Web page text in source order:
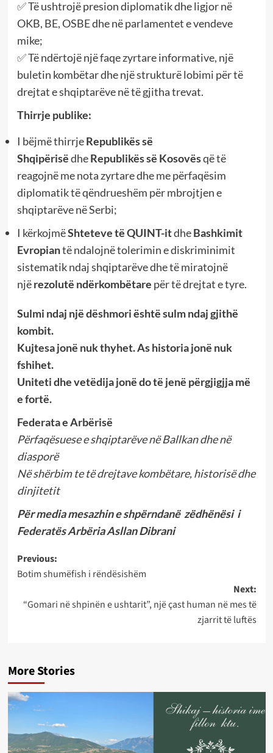
✅ Të ushtrojë presion diplomatik dhe ligjor në
OKB, BE, OSBE dhe në parlamentet e vendeve
mike;
✅ Të ndërtojë një faqe zyrtare informative, një
buletin kombëtar dhe një strukturë lobimi për të
drejtat e shqiptarëve në të gjitha trevat.
Thirrje publike:
I bëjmë thirrjeRepublikës së
ShqipërisëdheRepublikës së Kosovësqë të
reagojnë me nota zyrtare dhe me përfaqësim
diplomatik të qëndrueshëm për mbrojtjen e
shqiptarëve në Serbi;
I kërkojmëShteteve të QUINT-itdheBashkimit
Evropiantë ndalojnë tolerimin e diskriminimit
sistematik ndaj shqiptarëve dhe të miratojnë
njërezolutë ndërkombëtare për të drejtat e tyre.
Sulmi ndaj një dëshmori është sulm ndaj gjithë
kombit.
Kujtesa jonë nuk thyhet. As historia jonë nuk
fshihet.
Uniteti dhe vetëdija jonë do të jenë përgjigjja më
e fortë.
Federata e Arbërisë
Përfaqësuese e shqiptarëve në Ballkan dhe në
diasporë
Në shërbim te të drejtave kombëtare, historisë dhe
dinjitetit
Për media mesazhin e shpërndanë zëdhënësi i
Federatës Arbëria Asllan Dibrani
Post
navigation
Previous:
Botim shumëfish i rëndësishëm
Next:
“Gomari në shpinën e ushtarit”, një çast human në mes të
zjarrit të luftës
More Stories